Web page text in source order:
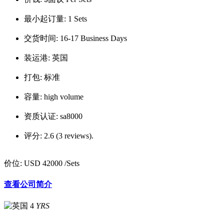
最小起订量: 1 Sets
交货时间: 16-17 Business Days
装运港: 英国
打包: 标准
容量: high volume
资质认证: sa8000
评分: 2.6 (3 reviews).
价位: USD 42000 /Sets
查看公司简介
4 YRS